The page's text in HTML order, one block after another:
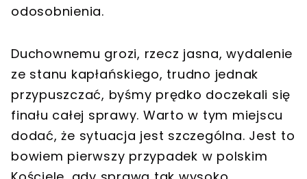
odosobnienia.
Duchownemu grozi, rzecz jasna, wydalenie
ze stanu kapłańskiego, trudno jednak
przypuszczać, byśmy prędko doczekali się
finału całej sprawy. Warto w tym miejscu
dodać, że sytuacja jest szczególna. Jest to
bowiem pierwszy przypadek w polskim